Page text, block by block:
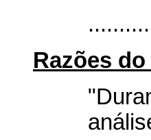
Razões